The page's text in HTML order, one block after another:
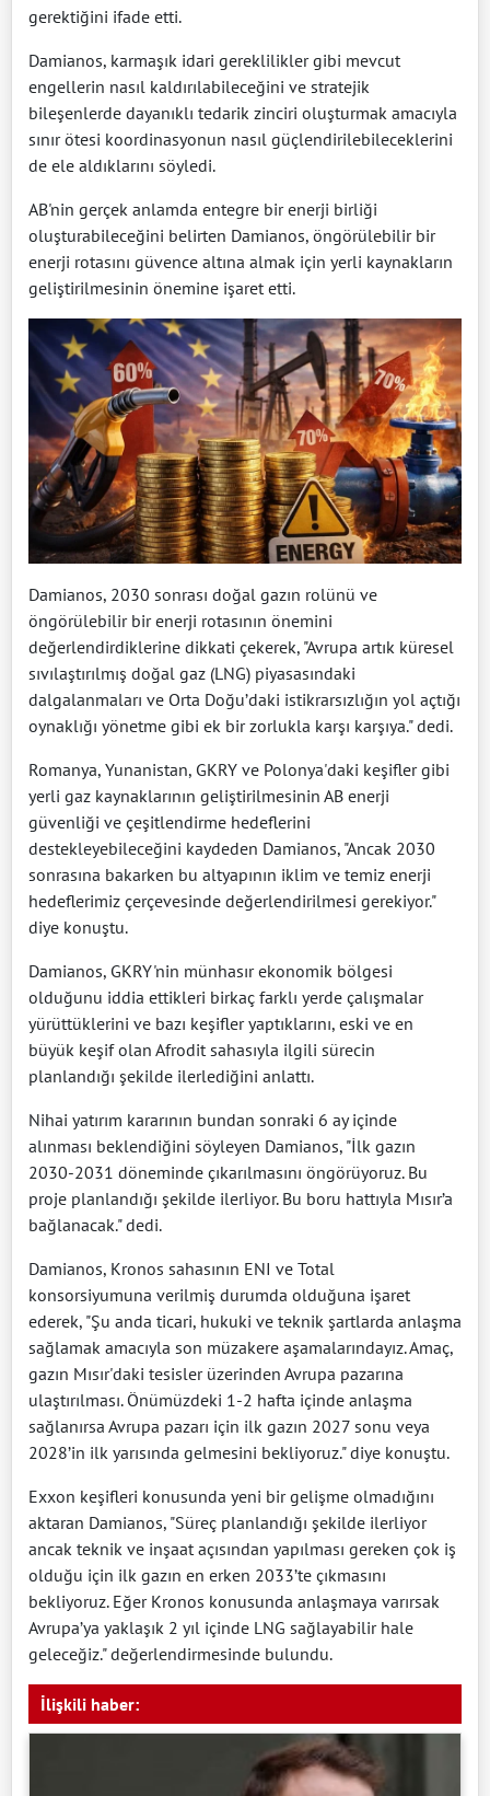
gerektiğini ifade etti.
Damianos, karmaşık idari gereklilikler gibi mevcut
engellerin nasıl kaldırılabileceğini ve stratejik
bileşenlerde dayanıklı tedarik zinciri oluşturmak amacıyla
sınır ötesi koordinasyonun nasıl güçlendirilebileceklerini
de ele aldıklarını söyledi.
AB'nin gerçek anlamda entegre bir enerji birliği
oluşturabileceğini belirten Damianos, öngörülebilir bir
enerji rotasını güvence altına almak için yerli kaynakların
geliştirilmesinin önemine işaret etti.
Damianos, 2030 sonrası doğal gazın rolünü ve
öngörülebilir bir enerji rotasının önemini
değerlendirdiklerine dikkati çekerek, "Avrupa artık küresel
sıvılaştırılmış doğal gaz (LNG) piyasasındaki
dalgalanmaları ve Orta Doğu’daki istikrarsızlığın yol açtığı
oynaklığı yönetme gibi ek bir zorlukla karşı karşıya." dedi.
Romanya, Yunanistan, GKRY ve Polonya'daki keşifler gibi
yerli gaz kaynaklarının geliştirilmesinin AB enerji
güvenliği ve çeşitlendirme hedeflerini
destekleyebileceğini kaydeden Damianos, "Ancak 2030
sonrasına bakarken bu altyapının iklim ve temiz enerji
hedeflerimiz çerçevesinde değerlendirilmesi gerekiyor."
diye konuştu.
Damianos, GKRY'nin münhasır ekonomik bölgesi
olduğunu iddia ettikleri birkaç farklı yerde çalışmalar
yürüttüklerini ve bazı keşifler yaptıklarını, eski ve en
büyük keşif olan Afrodit sahasıyla ilgili sürecin
planlandığı şekilde ilerlediğini anlattı.
Nihai yatırım kararının bundan sonraki 6 ay içinde
alınması beklendiğini söyleyen Damianos, "İlk gazın
2030-2031 döneminde çıkarılmasını öngörüyoruz. Bu
proje planlandığı şekilde ilerliyor. Bu boru hattıyla Mısır’a
bağlanacak." dedi.
Damianos, Kronos sahasının ENI ve Total
konsorsiyumuna verilmiş durumda olduğuna işaret
ederek, "Şu anda ticari, hukuki ve teknik şartlarda anlaşma
sağlamak amacıyla son müzakere aşamalarındayız. Amaç,
gazın Mısır'daki tesisler üzerinden Avrupa pazarına
ulaştırılması. Önümüzdeki 1-2 hafta içinde anlaşma
sağlanırsa Avrupa pazarı için ilk gazın 2027 sonu veya
2028’in ilk yarısında gelmesini bekliyoruz." diye konuştu.
Exxon keşifleri konusunda yeni bir gelişme olmadığını
aktaran Damianos, "Süreç planlandığı şekilde ilerliyor
ancak teknik ve inşaat açısından yapılması gereken çok iş
olduğu için ilk gazın en erken 2033’te çıkmasını
bekliyoruz. Eğer Kronos konusunda anlaşmaya varırsak
Avrupa’ya yaklaşık 2 yıl içinde LNG sağlayabilir hale
geleceğiz." değerlendirmesinde bulundu.
İlişkili haber: